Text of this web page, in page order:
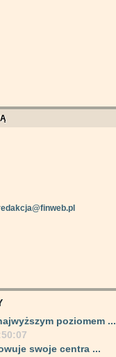
poziomem ...
swoje centra ...